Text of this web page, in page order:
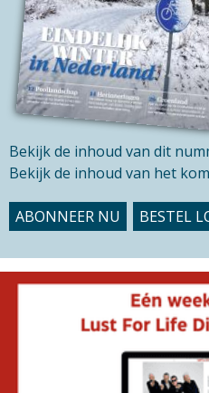
Bekijk de inhoud van dit
Bekijk de inhoud van het
ABONNEER NU BESTEL